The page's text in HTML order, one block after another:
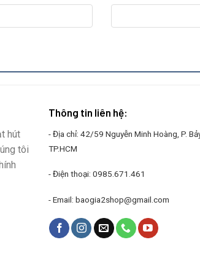
hút
tôi
Thông tin liên hệ:
- Địa chỉ: 42/59 Nguyễn Minh Hoàng, P.
TP.HCM
- Điện thoại: 0985.671.461
- Email: baogia2shop@gmail.com